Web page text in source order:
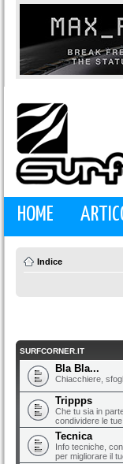
HOME
Indice
SURFCORNER.IT
Bla Bla...
Chiacchiere,
Trippps
Che tu sia in
condividere le
Tecnica
Info tecniche,
per migliorare il